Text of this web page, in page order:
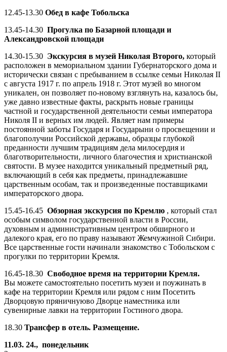
12.45-13.30 Обед в кафе Тобольска
13.45-14.30 Прогулка по Базарной площади и
Александровской площади
14.30-15.30 Экскурсия в музей Николая Второго, который
расположен в мемориальном здании Губернаторского дома и
исторически связан с пребыванием в ссылке семьи Николая II
с августа 1917 г. по апрель 1918 г. Этот музей во многом
уникален, он позволяет по-новому взглянуть на, казалось бы,
уже давно известные факты, раскрыть новые границы
частной и государственной деятельности семьи императора
Николя II и верных им людей. Являет нам примеры
постоянной заботы Государя и Государыни о просвещении и
благополучии Российской державы, образцы глубокой
преданности лучшим традициям дела милосердия и
благотворительности, личного благочестия и христианской
святости. В музее находится уникальный предметный ряд,
включающий в себя как предметы, принадлежавшие
царственным особам, так и произведенные поставщиками
императорского двора.
15.45-16.45 Обзорная экскурсия по Кремлю , который стал
особым символом государственной власти в России,
духовным и административным центром обширного и
далекого края, его по праву называют Жемчужиной Сибири.
Все царственные гости начинали знакомство с Тобольском с
прогулки по территории Кремля.
16.45-18.30 Свободное время на территории Кремля.
Вы можете самостоятельно посетить музеи и поужинать в
кафе на территории Кремля или рядом с ним Посетить
Дворцовую пряничнуюво Дворце наместника или
сувенирные лавки на территории Гостиного двора.
18.30 Трансфер в отель. Размещение.
11.03. 24., понедельник